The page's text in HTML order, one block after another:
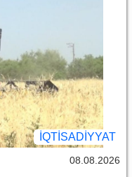
İQTİSADİYYAT
08.08.2026